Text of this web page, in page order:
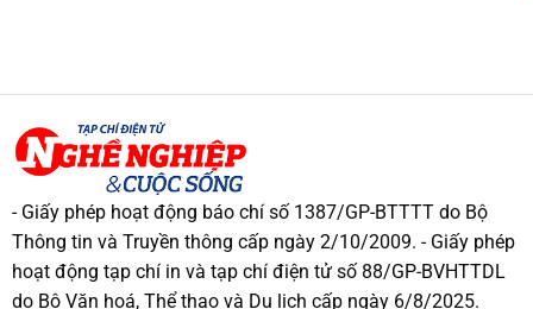
- Giấy phép hoạt động báo chí số 1387/GP-BTTTT do Bộ
Thông tin và Truyền thông cấp ngày 2/10/2009. - Giấy phép
hoạt động tạp chí in và tạp chí điện tử số 88/GP-BVHTTDL
do Bộ Văn hoá, Thể thao và Du lịch cấp ngày 6/8/2025.